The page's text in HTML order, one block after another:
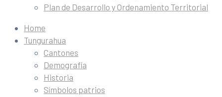
Plan de Desarrollo y Ordenamiento Territorial
Home
Tungurahua
Cantones
Demografía
Historia
Símbolos patrios